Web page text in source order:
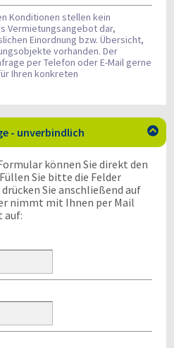
Konditionen stellen kein
Vermietungsangebot dar,
Einordnung bzw. Übersicht,
vorhanden. Der
per Telefon oder E-Mail gerne
Ihren konkreten
- unverbindlich 
können Sie direkt den
Sie bitte die Felder
Sie anschließend auf
nimmt mit Ihnen per Mail
auf: